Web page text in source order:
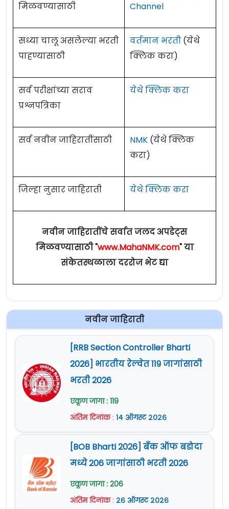
मिळवण्यासाठी
Channel
सध्या चालू असलेल्या भरती
पाहण्यासाठी
वर्तमान भरती (येथे
क्लिक करा)
सर्व परीक्षांच्या सराव
प्रश्नपत्रिका
येथे क्लिक करा
सर्व नवीन जाहिरातींसाठी NMK (येथे क्लिक
करा)
जिल्हा नुसार जाहिराती येथे क्लिक करा
नवीन जाहिरातींचे सर्वात जलद अपडेट्स
मिळवण्यासाठी "www.MahaNMK.com" या
संकेतस्थळाला दररोज भेट द्या
नवीन जाहिराती
[RRB Section Controller Bharti
2026] भारतीय रेल्वेत 119 जागांसाठी
भरती 2026
एकूण जागा : 119
अंतिम दिनांक: १४ ऑगस्ट २०२६
[BOB Bharti 2026] बँक ऑफ बडोदा
मध्ये 206 जागांसाठी भरती 2026
एकूण जागा : 206
अंतिम दिनांक: २६ ऑगस्ट २०२६